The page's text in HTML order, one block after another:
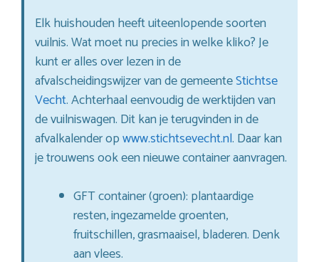
Elk huishouden heeft uiteenlopende soorten
vuilnis. Wat moet nu precies in welke kliko? Je
kunt er alles over lezen in de
afvalscheidingswijzer van de gemeenteStichtse
Vecht. Achterhaal eenvoudig de werktijden van
de vuilniswagen. Dit kan je terugvinden in de
afvalkalender opwww.stichtsevecht.nl. Daar kan
je trouwens ook een nieuwe container aanvragen.
GFT container (groen): plantaardige
resten, ingezamelde groenten,
fruitschillen, grasmaaisel, bladeren. Denk
aan vlees.